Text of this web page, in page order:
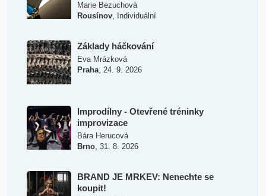
Marie Bezuchová
Rousínov, Individuální
Základy háčkování
Eva Mrázková
Praha, 24. 9. 2026
Improdílny - Otevřené tréninky
improvizace
Bára Herucová
Brno, 31. 8. 2026
BRAND JE MRKEV: Nenechte se
koupit!